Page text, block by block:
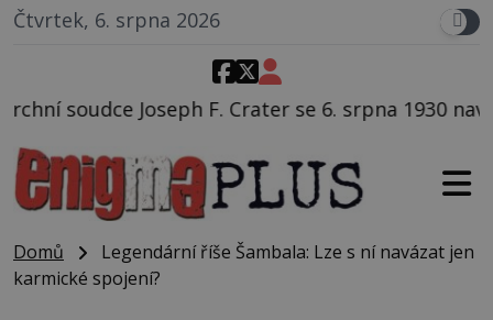
Čtvrtek, 6. srpna 2026
se 6. srpna 1930 navečeří ve své oblíbené
Domů
Legendární říše Šambala: Lze s ní navázat jen
karmické spojení?